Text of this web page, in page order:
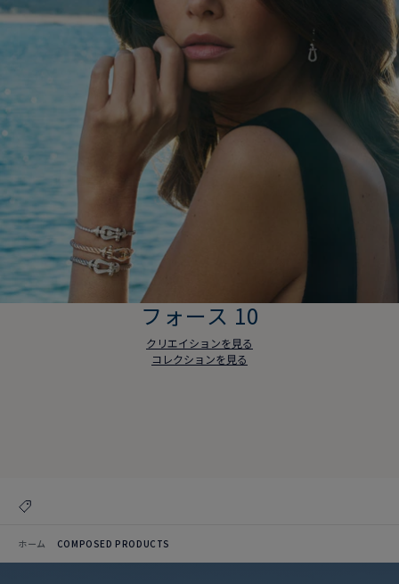
フォース 10
クリエイションを見る
コレクションを見る
ホーム COMPOSED PRODUCTS